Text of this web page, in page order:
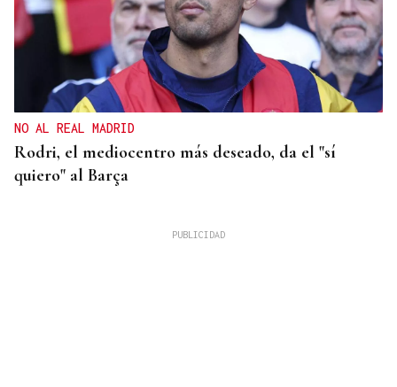
NO AL REAL MADRID
Rodri, el mediocentro más deseado, da el "sí
quiero" al Barça